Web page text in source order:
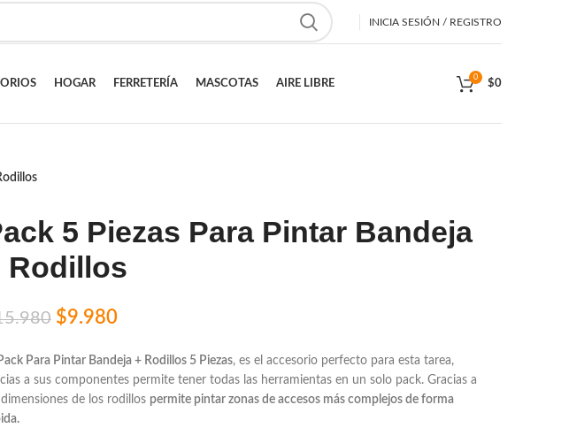
INICIA SESIÓN / REGISTRO
HOGAR FERRETERÍA MASCOTAS AIRE LIBRE
0
$0
5 Piezas Para Pintar Bandeja
Rodillos
$9.980
Pack Para Pintar Bandeja + Rodillos 5 Piezas, es el accesorio perfecto para esta tarea,
a sus componentes permite tener todas las herramientas en un solo pack. Gracias a
dimensiones de los rodillos permite pintar zonas de accesos más complejos de forma